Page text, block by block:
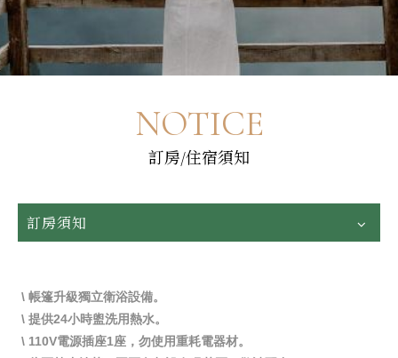
NOTICE
訂房/住宿須知
訂房須知
\ 帳篷升級獨立衛浴設備。
\ 提供24小時盥洗用熱水。
\ 110V電源插座1座，勿使用重耗電器材。